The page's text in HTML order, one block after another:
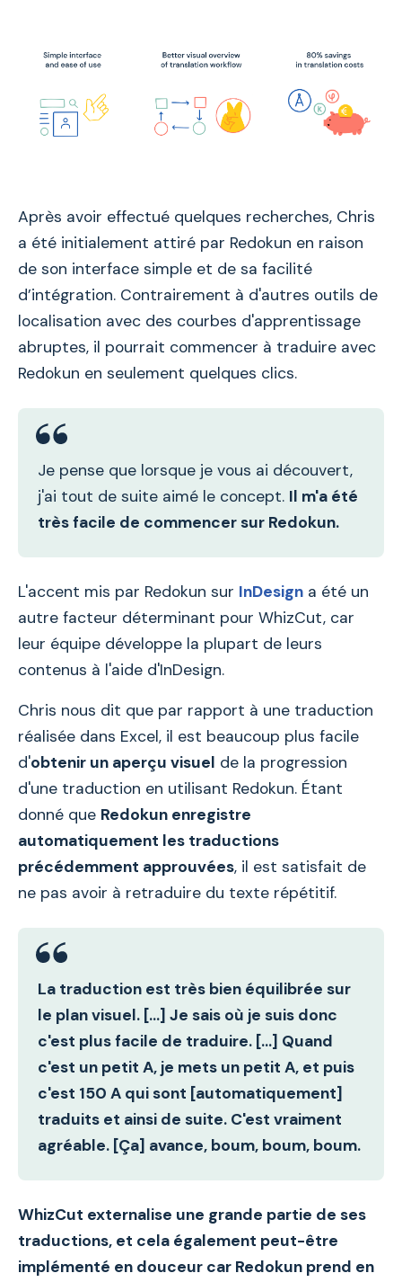
Après avoir effectué quelques recherches, Chris
a été initialement attiré par Redokun en raison
de son interface simple et de sa facilité
d’intégration. Contrairement à d'autres outils de
localisation avec des courbes d'apprentissage
abruptes, il pourrait commencer à traduire avec
Redokun en seulement quelques clics.
Je pense que lorsque je vous ai découvert,
j'ai tout de suite aimé le concept. Il m'a été
très facile de commencer sur Redokun.
L'accent mis par Redokun sur InDesign a été un
autre facteur déterminant pour WhizCut, car
leur équipe développe la plupart de leurs
contenus à l'aide d'InDesign.
Chris nous dit que par rapport à une traduction
réalisée dans Excel, il est beaucoup plus facile
d'obtenir un aperçu visuel de la progression
d'une traduction en utilisant Redokun. Étant
donné que Redokun enregistre
automatiquement les traductions
précédemment approuvées, il est satisfait de
ne pas avoir à retraduire du texte répétitif.
La traduction est très bien équilibrée sur
le plan visuel. […] Je sais où je suis donc
c'est plus facile de traduire. […] Quand
c'est un petit A, je mets un petit A, et puis
c'est 150 A qui sont [automatiquement]
traduits et ainsi de suite. C'est vraiment
agréable. [Ça] avance, boum, boum, boum.
WhizCut externalise une grande partie de ses
traductions, et cela également peut-être
implémenté en douceur car Redokun prend en